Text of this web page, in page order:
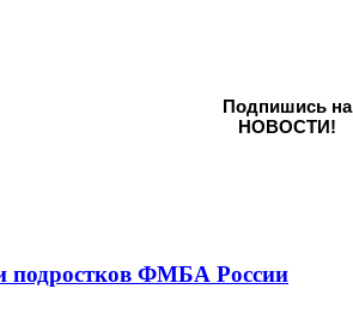
Подпишись на
НОВОСТИ!
подростков ФМБА России